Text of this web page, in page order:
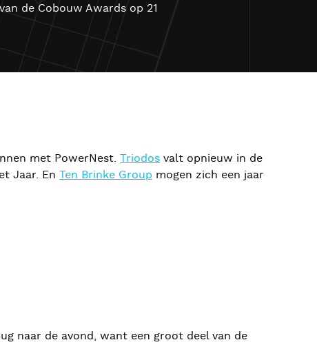
de Cobouw Awards op 21
met PowerNest. Triodos valt opnieuw in de
Jaar. En Ten Brinke Group mogen zich een jaar
naar de avond, want een groot deel van de